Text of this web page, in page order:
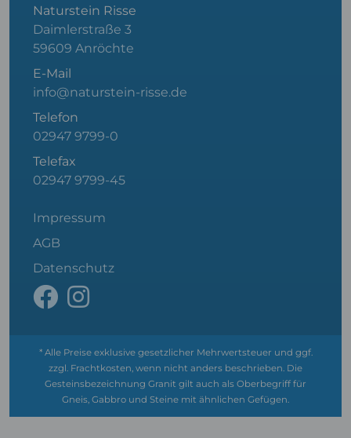
Naturstein Risse
Daimlerstraße 3
59609 Anröchte
E-Mail
info@naturstein-risse.de
Telefon
02947 9799-0
Telefax
02947 9799-45
Impressum
AGB
Datenschutz
* Alle Preise exklusive gesetzlicher Mehrwertsteuer und ggf.
zzgl. Frachtkosten, wenn nicht anders beschrieben. Die
Gesteinsbezeichnung Granit gilt auch als Oberbegriff für
Gneis, Gabbro und Steine mit ähnlichen Gefügen.